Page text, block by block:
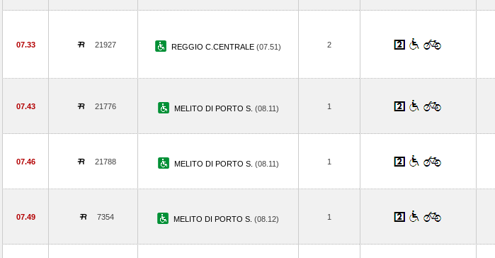
07.33 21927 REGGIO C.CENTRALE (07.51) 2
07.43 21776 MELITO DI PORTO S. (08.11) 1
07.46 21788 MELITO DI PORTO S. (08.11) 1
07.49 7354 MELITO DI PORTO S. (08.12) 1